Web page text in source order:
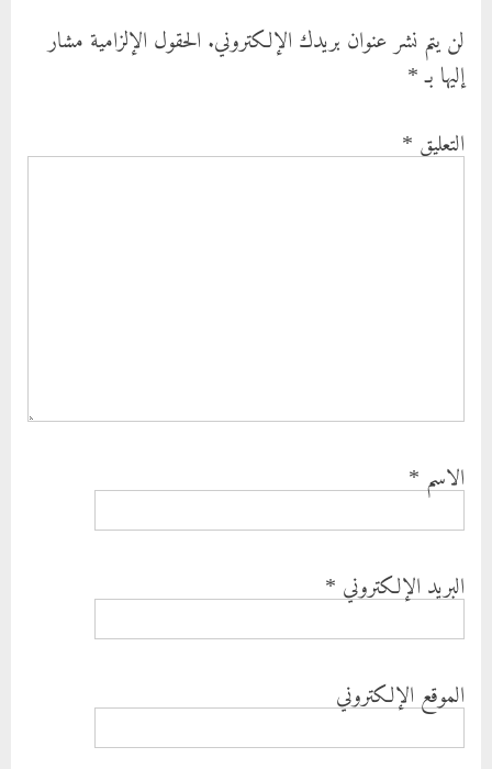
لن يتم نشر عنوان بريدك الإلكتروني.الحقول الإلزامية مشار
إليها بـ*
التعليق*
الاسم*
البريد الإلكتروني*
الموقع الإلكتروني